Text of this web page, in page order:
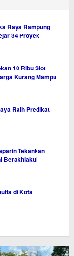
Raya Rampung
34 Proyek
10 Ribu Slot
Kurang Mampu
Raih Predikat
Tekankan
Berakhlakul
di Kota